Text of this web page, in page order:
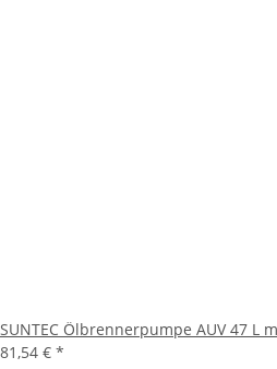
SUNTEC Ölbrennerpumpe AUV 47 L
81,54 € *